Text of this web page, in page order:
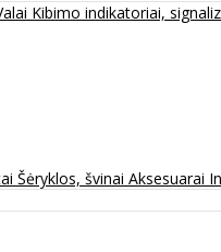
Kibimo indikatoriai,
Šėryklos, švinai Aksesuarai